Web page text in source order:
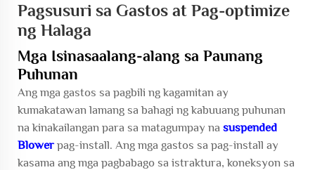
Pagsusuri sa Gastos at Pag-optimize
ng Halaga
Mga Isinasaalang-alang sa Paunang
Puhunan
Ang mga gastos sa pagbili ng kagamitan ay
kumakatawan lamang sa bahagi ng kabuuang puhunan
na kinakailangan para sa matagumpay na suspended
Blowerpag-install. Ang mga gastos sa pag-install ay
kasama ang mga pagbabago sa istraktura, koneksyon sa